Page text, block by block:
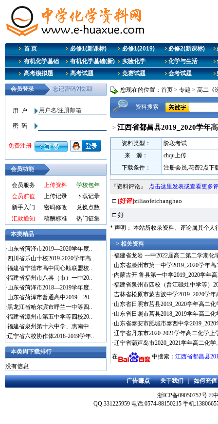
首 页 必修1(新课标) 必修1(2019) 必修2(新课标)
有机化学基础
有机化学基础(新) 实验化学 化学与生活
高考模拟题
高考试题 竞赛试题 会考试题
会员功能
会员服务 上传资料
学校包年
会员贮值
上传记录
下载记录
新手入门
密码修改
兑换点数
汇款通知
稿酬标准 热门征集
本类精品
·山东省菏泽市2019—2020学年度..
· 四川省乐山十校2019-2020学年高..
·福建省宁德市高中同心顺联盟校..
·福建省福州市八县（市）一中20..
·山东省菏泽市2018—2019学年度..
·山东省菏泽市普通高中2019—20..
·黑龙江省哈尔滨市呼兰一中等四..
·福建省漳州市第五中学等四校20..
·福建省泉州第十六中学、惠南中..
·辽宁省六校协作体2018-2019学年..
本类周下载排行
没有信息
您现在的位置： 首页 > 专题 > 高二《
资料搜索
> 江西省都昌县2019_2020学年
资料类型：
阶段考试
来 源：
chqu上传
下载条件：
注册会员,花费2点下
『资料评论』 点击这里发表或查看更多
□ [好评]ziliaofeichanghao
□ 好
* 声明： 本站所收录资料、评论属其个人
> 相关资料
·福建省龙岩 一中2022届高二第二学期
·山东省滕州市第一中学2019_2020学年
·内蒙古开 鲁县第一中学2019_2020学年
·福建省泉州市四校（晋江磁灶中学等）
·吉林省松原市蒙古族中学2019_2020学
·山东省日照市莒县2019_2020学年高二
·山东省日照市莒县2018_2019学年高二
·山东省泰安市肥城市泰西中学
·辽宁省丹东市2020-2021学年高二化学
·辽宁省葫芦岛市2020_2021学年高二化
在
中搜索： 江西省都昌县
广告赚点|关于我们|如何充值
浙ICP备09050752号 ©
QQ:331225959 电话:0574-88150215 手机